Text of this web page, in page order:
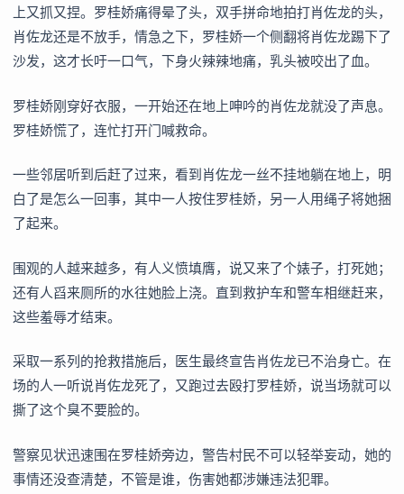
上又抓又捏。罗桂娇痛得晕了头，双手拼命地拍打肖佐龙的头，
肖佐龙还是不放手，情急之下，罗桂娇一个侧翻将肖佐龙踢下了
沙发，这才长吁一口气，下身火辣辣地痛，乳头被咬出了血。
罗桂娇刚穿好衣服，一开始还在地上呻吟的肖佐龙就没了声息。
罗桂娇慌了，连忙打开门喊救命。
一些邻居听到后赶了过来，看到肖佐龙一丝不挂地躺在地上，明
白了是怎么一回事，其中一人按住罗桂娇，另一人用绳子将她捆
了起来。
围观的人越来越多，有人义愤填膺，说又来了个婊子，打死她；
还有人舀来厕所的水往她脸上浇。直到救护车和警车相继赶来，
这些羞辱才结束。
采取一系列的抢救措施后，医生最终宣告肖佐龙已不治身亡。在
场的人一听说肖佐龙死了，又跑过去殴打罗桂娇，说当场就可以
撕了这个臭不要脸的。
警察见状迅速围在罗桂娇旁边，警告村民不可以轻举妄动，她的
事情还没查清楚，不管是谁，伤害她都涉嫌违法犯罪。